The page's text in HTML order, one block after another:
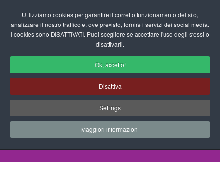
Utilizziamo cookies per garantire il corretto funzionamento del sito,
analizzare il nostro traffico e, ove previsto, fornire i servizi dei social media.
I cookies sono DISATTIVATI. Puoi scegliere se accettare l'uso degli stessi o
disattivarli.
Ok, accetto!
Disattiva
Settings
Maggiori informazioni
fas
Disegni da Colorare Alimenti
Progetti Didattici, Disegni, Schede
Didattiche e tanto altro ancora.
Disegni da Colorare